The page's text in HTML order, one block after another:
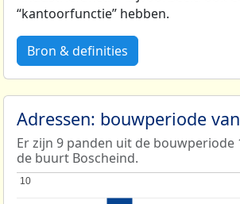
“kantoorfunctie” hebben.
Bron & definities
Adressen: bouwperiode
Er zijn 9 panden uit de bouwperiode
de buurt Boscheind.
10
10